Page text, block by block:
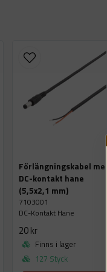
Förlängningskabel med
DC-kontakt hane
(5,5x2,1 mm)
7103001
DC-Kontakt Hane
20 kr
Finns i lager
127 Styck